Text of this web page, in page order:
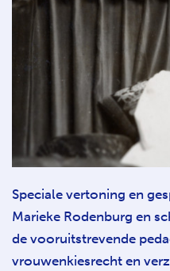
Speciale vertoning en
Marieke Rodenburg en
de vooruitstrevende
vrouwenkiesrecht en